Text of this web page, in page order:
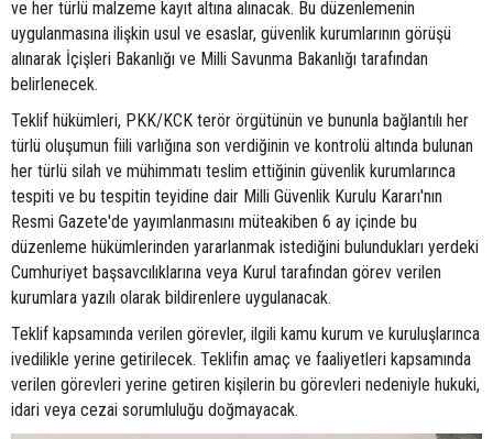
ve her türlü malzeme kayıt altına alınacak. Bu düzenlemenin
uygulanmasına ilişkin usul ve esaslar, güvenlik kurumlarının görüşü
alınarak İçişleri Bakanlığı ve Milli Savunma Bakanlığı tarafından
belirlenecek.
Teklif hükümleri, PKK/KCK terör örgütünün ve bununla bağlantılı her
türlü oluşumun fiili varlığına son verdiğinin ve kontrolü altında bulunan
her türlü silah ve mühimmatı teslim ettiğinin güvenlik kurumlarınca
tespiti ve bu tespitin teyidine dair Milli Güvenlik Kurulu Kararı'nın
Resmi Gazete'de yayımlanmasını müteakiben 6 ay içinde bu
düzenleme hükümlerinden yararlanmak istediğini bulundukları yerdeki
Cumhuriyet başsavcılıklarına veya Kurul tarafından görev verilen
kurumlara yazılı olarak bildirenlere uygulanacak.
Teklif kapsamında verilen görevler, ilgili kamu kurum ve kuruluşlarınca
ivedilikle yerine getirilecek. Teklifin amaç ve faaliyetleri kapsamında
verilen görevleri yerine getiren kişilerin bu görevleri nedeniyle hukuki,
idari veya cezai sorumluluğu doğmayacak.